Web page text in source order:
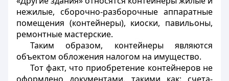
нежилые, сборочно-разборочные аппаратные
помещения (контейнеры), киоски, павильоны,
ремонтные мастерские.
Таким образом, контейнеры являются
объектом обложения налогом на имущество.
Тот факт, что приобретение контейнеров не